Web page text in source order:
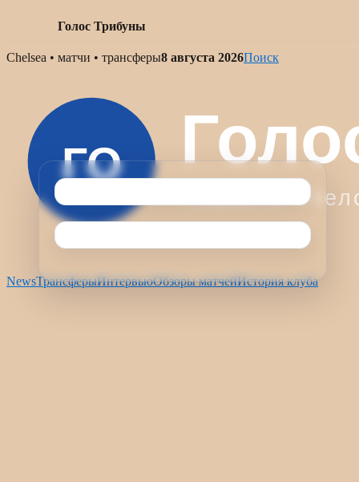
Голос Трибуны
Skip
Chelsea • матчи • трансферы8 августа 2026Поиск
NewsТрансферыИнтервьюОбзоры матчейИстория клуба